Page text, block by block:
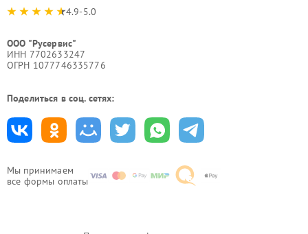
Мы принимаем
все формы оплаты
4.9-5.0
ООО "Русервис"
ИНН 7702633247
ОГРН 1077746335776
Поделиться в соц. сетях: